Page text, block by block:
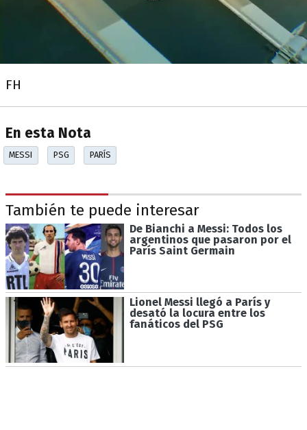
FH
En esta Nota
MESSI PSG PARÍS
También te puede interesar
De Bianchi a Messi: Todos los
argentinos que pasaron por el
París Saint Germain
Lionel Messi llegó a París y
desató la locura entre los
fanáticos del PSG